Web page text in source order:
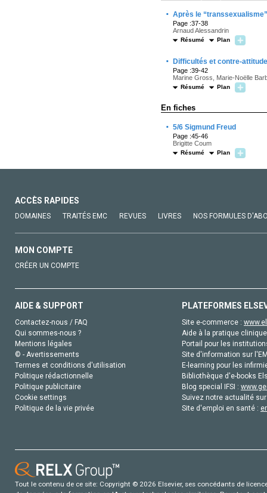
· Après le “transsexualisme”
Page :37-38
Arnaud Alessandrin
Résumé Plan
· Difficultés et contre-
Page :39-42
Marine Gross, Marie-Noëlle
Résumé Plan
En fiches
· 5/6 Sigmund Freud
Page :45-46
Brigitte Coum
Résumé Plan
ACCÈS RAPIDES
DOMAINES TRAITÉS EMC REVUES LIVRES NOS FORMULES
MON COMPTE
CRÉER UN COMPTE
AIDE & SUPPORT
Contactez-nous / FAQ
Qui sommes-nous ?
Mentions légales
© - Avertissements
Termes et conditions d'utilisation
Politique rédactionnelle
Politique publicitaire
Cookie settings
Politique de la vie privée
PLATEFORMES
Site e-commerce :
Aide à la pratique
Portail pour les
Site d'information sur
E-learning pour les
Bibliothèque d'e-books
Blog special IFSI :
Suivez notre actualité
Site d'emploi en santé :
Tout le contenu de ce site: Copyright © 2026 Elsevier, ses concédants de